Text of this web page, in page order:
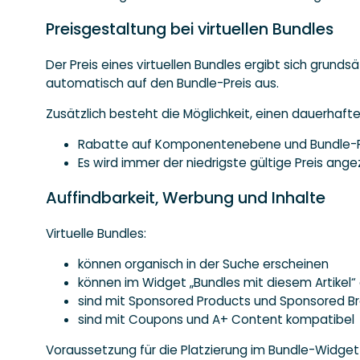
Preisgestaltung bei virtuellen Bundles
Der Preis eines virtuellen Bundles ergibt sich
automatisch auf den Bundle-Preis aus.
Zusätzlich besteht die Möglichkeit, einen
Rabatte auf Komponentenebene und
Es wird immer der niedrigste gültige Preis
Auffindbarkeit, Werbung und Inhalte
Virtuelle Bundles:
können organisch in der Suche erscheinen
können im Widget „Bundles mit diesem
sind mit Sponsored Products und Sponsored
sind mit Coupons und A+ Content kompatibel
Voraussetzung für die Platzierung im Bundle-